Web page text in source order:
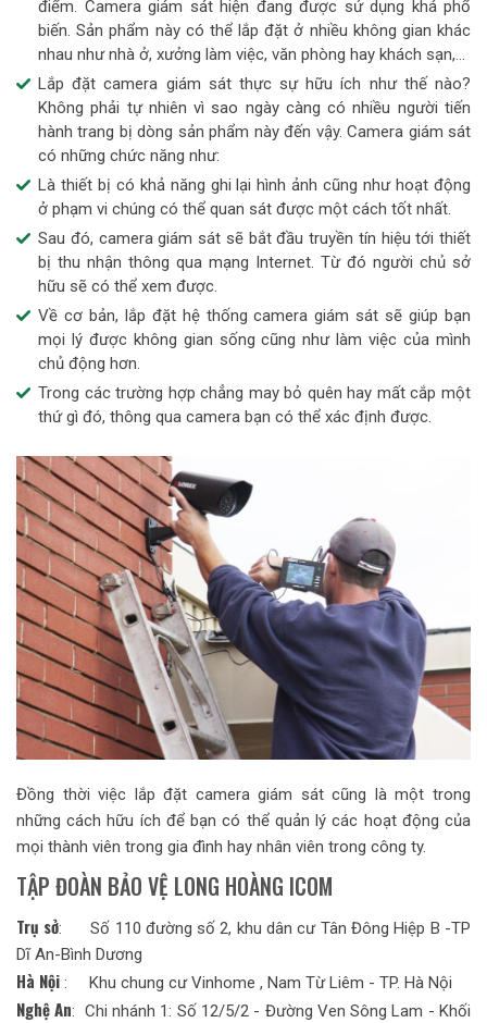
điểm. Camera giám sát hiện đang được sử dụng khá phổ
biến. Sản phẩm này có thể lắp đặt ở nhiều không gian khác
nhau như nhà ở, xưởng làm việc, văn phòng hay khách sạn,…
Lắp đặt camera giám sát thực sự hữu ích như thế nào?
Không phải tự nhiên vì sao ngày càng có nhiều người tiến
hành trang bị dòng sản phẩm này đến vậy. Camera giám sát
có những chức năng như:
Là thiết bị có khả năng ghi lại hình ảnh cũng như hoạt động
ở phạm vi chúng có thể quan sát được một cách tốt nhất.
Sau đó, camera giám sát sẽ bắt đầu truyền tín hiệu tới thiết
bị thu nhận thông qua mạng Internet. Từ đó người chủ sở
hữu sẽ có thể xem được.
Về cơ bản, lắp đặt hệ thống camera giám sát sẽ giúp bạn
mọi lý được không gian sống cũng như làm việc của mình
chủ động hơn.
Trong các trường hợp chẳng may bỏ quên hay mất cắp một
thứ gì đó, thông qua camera bạn có thể xác định được.
Đồng thời việc lắp đặt camera giám sát cũng là một trong
những cách hữu ích để bạn có thể quản lý các hoạt động của
mọi thành viên trong gia đình hay nhân viên trong công ty.
TẬP ĐOÀN BẢO VỆ LONG HOÀNG ICOM
Trụ sở: Số 110 đường số 2, khu dân cư Tân Đông Hiệp B -TP
Dĩ An-Bình Dương
Hà Nội : Khu chung cư Vinhome , Nam Từ Liêm - TP. Hà Nội
Nghệ An: Chi nhánh 1: Số 12/5/2 - Đường Ven Sông Lam - Khối